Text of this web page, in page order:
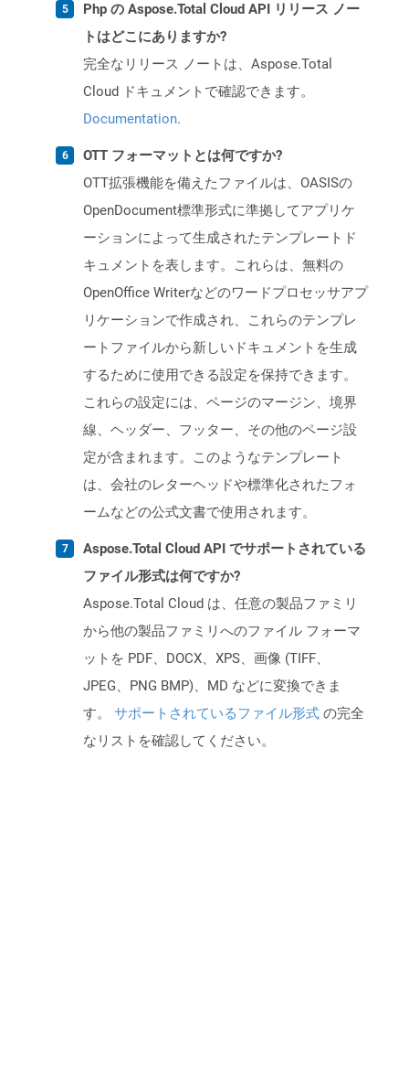
Php の Aspose.Total Cloud API リリース ノー
トはどこにありますか?
完全なリリース ノートは、Aspose.Total
Cloud ドキュメントで確認できます。
Documentation.
OTT フォーマットとは何ですか?
OTT拡張機能を備えたファイルは、OASISの
OpenDocument標準形式に準拠してアプリケ
ーションによって生成されたテンプレートド
キュメントを表します。これらは、無料の
OpenOffice Writerなどのワードプロセッサアプ
リケーションで作成され、これらのテンプレ
ートファイルから新しいドキュメントを生成
するために使用できる設定を保持できます。
これらの設定には、ページのマージン、境界
線、ヘッダー、フッター、その他のページ設
定が含まれます。このようなテンプレート
は、会社のレターヘッドや標準化されたフォ
ームなどの公式文書で使用されます。
Aspose.Total Cloud API でサポートされている
ファイル形式は何ですか?
Aspose.Total Cloud は、任意の製品ファミリ
から他の製品ファミリへのファイル フォーマ
ットを PDF、DOCX、XPS、画像 (TIFF、
JPEG、PNG BMP)、MD などに変換できま
す。 サポートされているファイル形式 の完全
なリストを確認してください。